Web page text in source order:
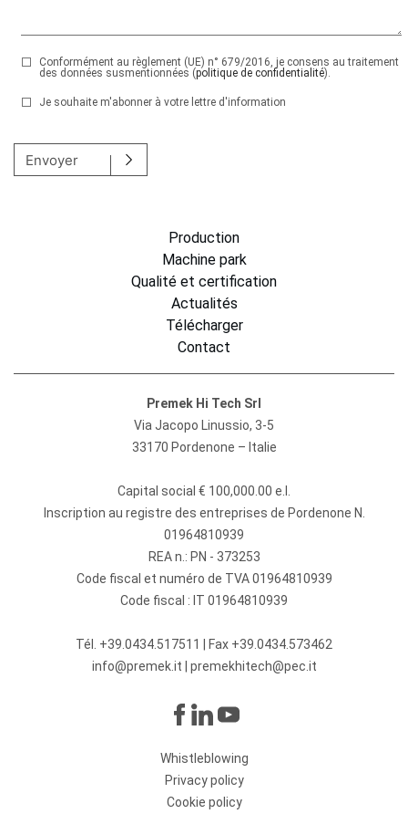
Production
Machine park
Qualité et certification
Actualités
Télécharger
Contact
Premek Hi Tech Srl
Via Jacopo Linussio, 3-5
33170 Pordenone – Italie
Capital social € 100,000.00 e.l.
Inscription au registre des entreprises de Pordenone N.
01964810939
REA n.: PN - 373253
Code fiscal et numéro de TVA 01964810939
Code fiscal : IT 01964810939
Tél. +39.0434.517511
| Fax +39.0434.573462
info@premek.it
premekhitech@pec.it
Whistleblowing
Privacy policy
Cookie policy
Conformément au règlement (UE) n° 679/2016, je consens au traitement
des données susmentionnées (politique de confidentialité).
Je souhaite m'abonner à votre lettre d'information
Envoyer